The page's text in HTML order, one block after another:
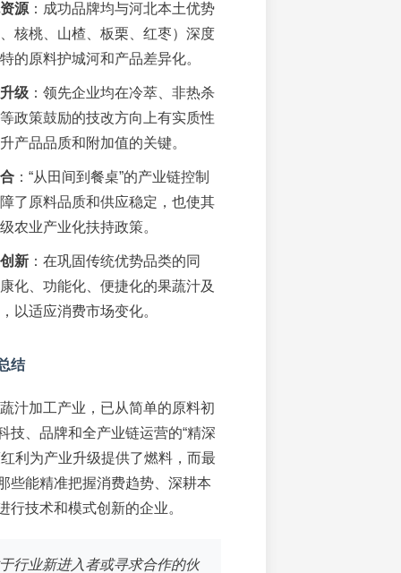
源：成功品牌均与河北本土优势
核桃、山楂、板栗、红枣）深度
的原料护城河和产品差异化。
级：领先企业均在冷萃、非热杀
政策鼓励的技改方向上有实质性
产品品质和附加值的关键。
：“从田间到餐桌”的产业链控制
了原料品质和供应稳定，也使其
农业产业化扶持政策。
新：在巩固传统优势品类的同
化、功能化、便捷化的果蔬汁及
以适应消费市场变化。
结
汁加工产业，已从简单的原料初
技、品牌和全产业链运营的“精深
利为产业升级提供了燃料，而最
些能精准把握消费趋势、深耕本
行技术和模式创新的企业。
行业新进入者或寻求合作的伙